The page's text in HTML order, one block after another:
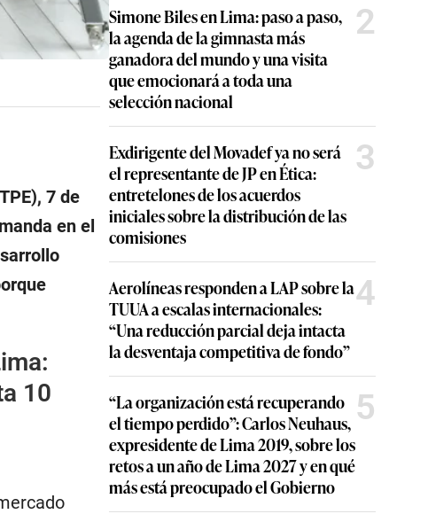
7 de
en el
10
Simone Biles en Lima: paso a paso,
la agenda de la gimnasta más
ganadora del mundo y una visita
que emocionará a toda una
selección nacional
2
Exdirigente del Movadef ya no será
el representante de JP en Ética:
entretelones de los acuerdos
iniciales sobre la distribución de las
comisiones
3
Aerolíneas responden a LAP sobre la
TUUA a escalas internacionales:
“Una reducción parcial deja intacta
la desventaja competitiva de fondo”
4
“La organización está recuperando
el tiempo perdido”: Carlos Neuhaus,
expresidente de Lima 2019, sobre los
retos a un año de Lima 2027 y en qué
más está preocupado el Gobierno
5